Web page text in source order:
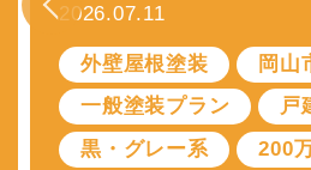
2026.07.04
倉敷市
白・ベージ
外壁塗装
戸建て(
100万〜200万円